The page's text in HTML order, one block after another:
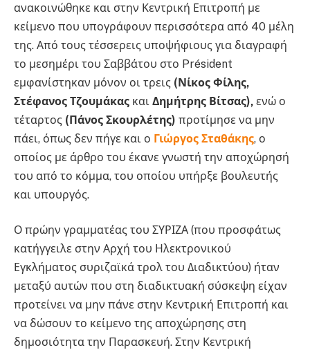
ανακοινώθηκε και στην Κεντρική Επιτροπή με
κείμενο που υπογράφουν περισσότερα από 40 μέλη
της. Από τους τέσσερεις υποψήφιους για διαγραφή
το μεσημέρι του Σαββάτου στο Président
εμφανίστηκαν μόνον οι τρεις (Νίκος Φίλης,
Στέφανος Τζουμάκας και Δημήτρης Βίτσας), ενώ ο
τέταρτος (Πάνος Σκουρλέτης) προτίμησε να μην
πάει, όπως δεν πήγε και ο Γιώργος Σταθάκης, ο
οποίος με άρθρο του έκανε γνωστή την αποχώρησή
του από το κόμμα, του οποίου υπήρξε βουλευτής
και υπουργός.
Ο πρώην γραμματέας του ΣΥΡΙΖΑ (που προσφάτως
κατήγγειλε στην Αρχή του Ηλεκτρονικού
Εγκλήματος συριζαϊκά τρολ του Διαδικτύου) ήταν
μεταξύ αυτών που στη διαδικτυακή σύσκεψη είχαν
προτείνει να μην πάνε στην Κεντρική Επιτροπή και
να δώσουν το κείμενο της αποχώρησης στη
δημοσιότητα την Παρασκευή. Στην Κεντρική